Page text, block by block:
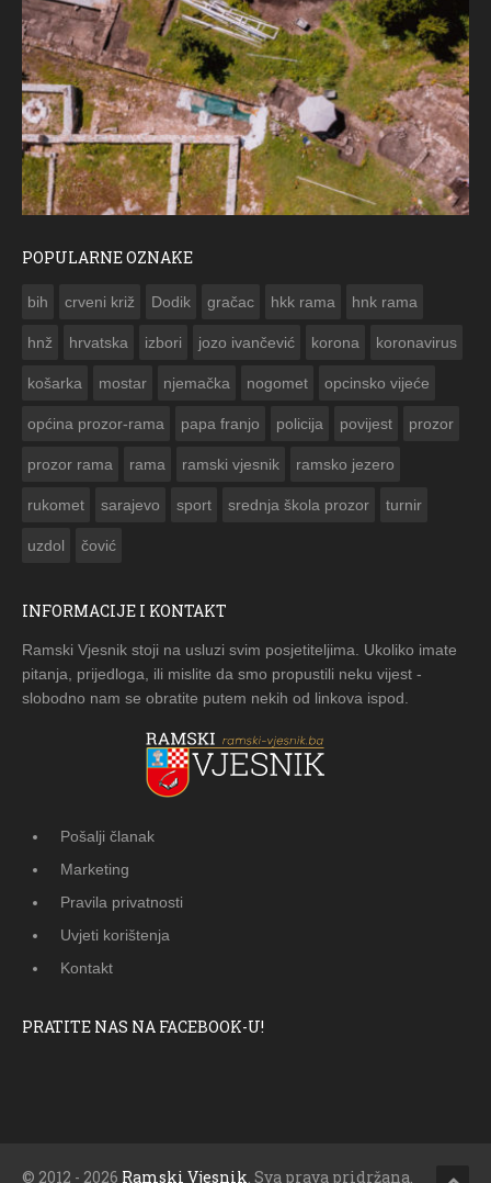
POPULARNE OZNAKE
bih crveni križ Dodik gračac hkk rama hnk rama
hnž hrvatska izbori jozo ivančević korona koronavirus
košarka mostar njemačka nogomet opcinsko vijeće
općina prozor-rama papa franjo policija povijest prozor
prozor rama rama ramski vjesnik ramsko jezero
rukomet sarajevo sport srednja škola prozor turnir
uzdol čović
INFORMACIJE I KONTAKT
Ramski Vjesnik stoji na usluzi svim posjetiteljima. Ukoliko imate
pitanja, prijedloga, ili mislite da smo propustili neku vijest -
slobodno nam se obratite putem nekih od linkova ispod.
Pošalji članak
Marketing
Pravila privatnosti
Uvjeti korištenja
Kontakt
PRATITE NAS NA FACEBOOK-U!
© 2012 - 2026 Ramski Vjesnik . Sva prava pridržana.